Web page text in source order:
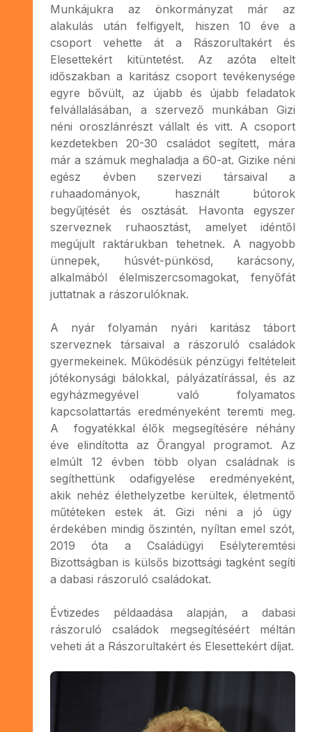
Munkájukra az önkormányzat már az
alakulás után felfigyelt, hiszen 10 éve a
csoport vehette át a Rászorultakért és
Elesettekért kitüntetést. Az azóta eltelt
időszakban a karitász csoport tevékenysége
egyre bővült, az újabb és újabb feladatok
felvállalásában, a szervező munkában Gizi
néni oroszlánrészt vállalt és vitt. A csoport
kezdetekben 20-30 családot segített, mára
már a számuk meghaladja a 60-at. Gizike néni
egész évben szervezi társaival a
ruhaadományok, használt bútorok
begyűjtését és osztását. Havonta egyszer
szerveznek ruhaosztást, amelyet idéntől
megújult raktárukban tehetnek. A nagyobb
ünnepek, húsvét-pünkösd, karácsony,
alkalmából élelmiszercsomagokat, fenyőfát
juttatnak a rászorulóknak.
A nyár folyamán nyári karitász tábort
szerveznek társaival a rászoruló családok
gyermekeinek. Működésük pénzügyi feltételeit
jótékonysági bálokkal, pályázatírással, és az
egyházmegyével való folyamatos
kapcsolattartás eredményeként teremti meg.
A fogyatékkal élők megsegítésére néhány
éve elindította az Őrangyal programot. Az
elmúlt 12 évben több olyan családnak is
segíthettünk odafigyelése eredményeként,
akik nehéz élethelyzetbe kerültek, életmentő
műtéteken estek át. Gizi néni a jó ügy
érdekében mindig őszintén, nyíltan emel szót,
2019 óta a Családügyi Esélyteremtési
Bizottságban is külsős bizottsági tagként segíti
a dabasi rászoruló családokat.
Évtizedes példaadása alapján, a dabasi
rászoruló családok megsegítéséért méltán
veheti át a Rászorultakért és Elesettekért díjat.